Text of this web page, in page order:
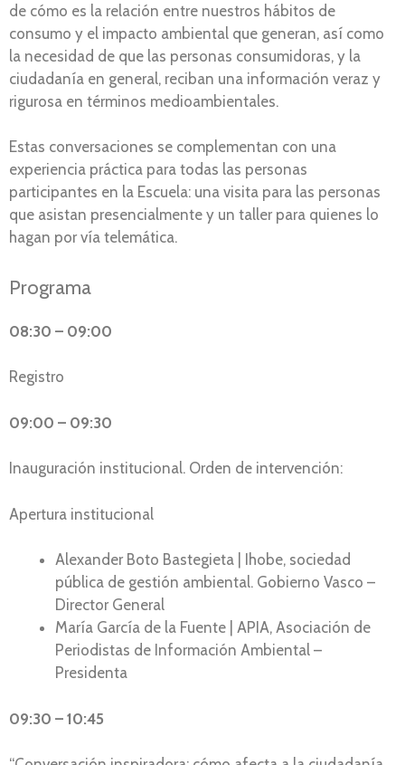
de cómo es la relación entre nuestros hábitos de
consumo y el impacto ambiental que generan, así como
la necesidad de que las personas consumidoras, y la
ciudadanía en general, reciban una información veraz y
rigurosa en términos medioambientales.
Estas conversaciones se complementan con una
experiencia práctica para todas las personas
participantes en la Escuela: una visita para las personas
que asistan presencialmente y un taller para quienes lo
hagan por vía telemática.
Programa
08:30 – 09:00
Registro
09:00 – 09:30
Inauguración institucional. Orden de intervención:
Apertura institucional
Alexander Boto Bastegieta | Ihobe, sociedad
pública de gestión ambiental. Gobierno Vasco –
Director General
María García de la Fuente | APIA, Asociación de
Periodistas de Información Ambiental –
Presidenta
09:30 – 10:45